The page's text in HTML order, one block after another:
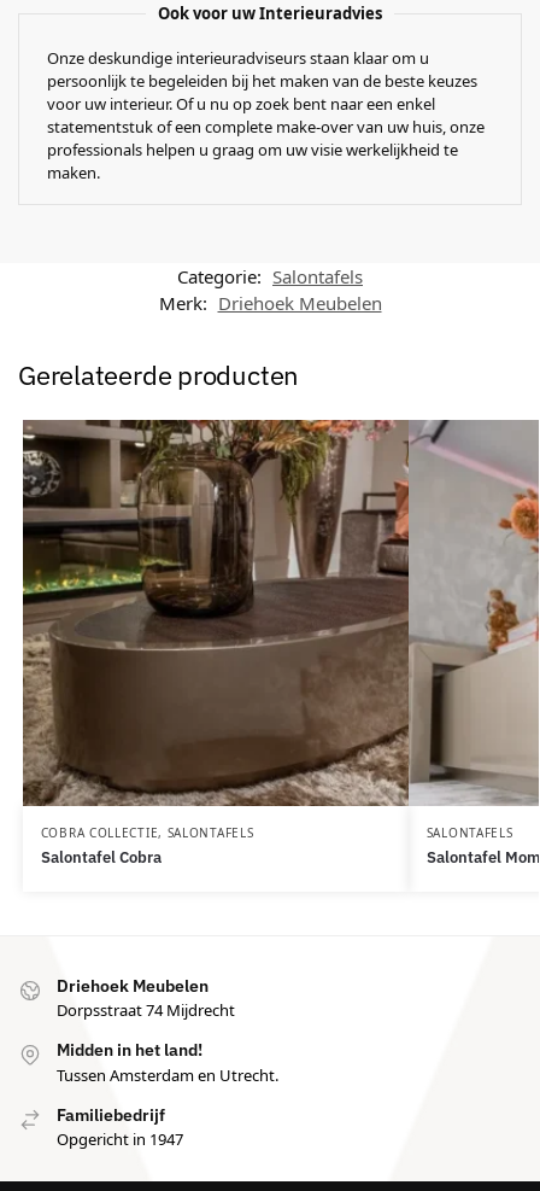
Ook voor uw Interieuradvies
Onze deskundige interieuradviseurs staan klaar om u
persoonlijk te begeleiden bij het maken van de beste keuzes
voor uw interieur. Of u nu op zoek bent naar een enkel
statementstuk of een complete make-over van uw huis, onze
professionals helpen u graag om uw visie werkelijkheid te
maken.
Categorie: Salontafels
Merk: Driehoek Meubelen
Gerelateerde producten
COBRA COLLECTIE, SALONTAFELS
Salontafel Cobra
SALONTAFELS
Salontafel
Driehoek Meubelen
Dorpsstraat 74 Mijdrecht
Midden in het land!
Tussen Amsterdam en Utrecht.
Familiebedrijf
Opgericht in 1947